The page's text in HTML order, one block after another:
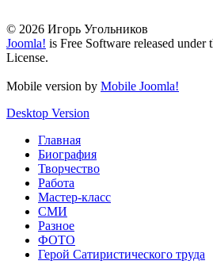
© 2026 Игорь Угольников
Joomla! is Free Software released
License.
Mobile version by Mobile Joomla!
Desktop Version
Главная
Биография
Творчество
Работа
Мастер-класс
СМИ
Разное
ФОТО
Герой Сатиристического труда